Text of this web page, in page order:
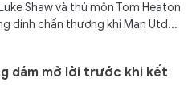
Shaw và thủ môn Tom Heaton
dính chấn thương khi Man Utd...
dám mở lời trước khi kết